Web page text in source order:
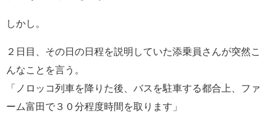
しかし。
２日目、その日の日程を説明していた添乗員さんが突然こ
んなことを言う。
「ノロッコ列車を降りた後、バスを駐車する都合上、ファ
ーム富田で３０分程度時間を取ります」